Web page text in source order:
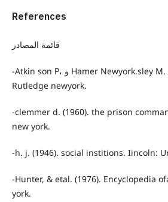
References
قائمة المصادر
-Atkin son P، و Hamer Newyork.sley M. (2007). Ethnogr aply.
Rutledge newyork.
-clemmer d. (1960). the prison
new york.
-h. j. (1946). social institions. Iincoln:
-Hunter, & etal. (1976). Encyclopedia
york.